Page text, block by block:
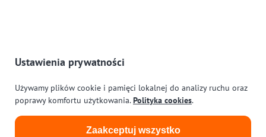
Kontakt
Emilia Wardach AB
Guldgubbegatan 2K
Ustawienia prywatności
Używamy plików cookie i pamięci lokalnej do analizy ruchu oraz
poprawy komfortu użytkowania.Polityka cookies.
Zaakceptuj wszystko